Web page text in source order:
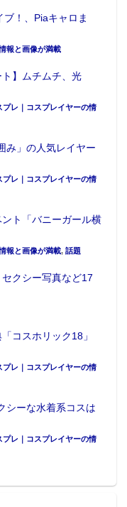
ブ！、Piaキャロま
報と画像が満載
ト】ムチムチ、光
プレ｜コスプレイヤーの情
み」の人気レイヤー
プレ｜コスプレイヤーの情
ト「バニーガール横
報と画像が満載, 話題
クシー写真など17
コスホリック18」
プレ｜コスプレイヤーの情
シーな水着系コスは
プレ｜コスプレイヤーの情